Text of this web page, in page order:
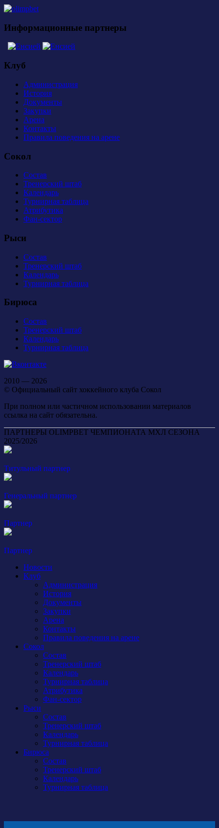
Информационные партнеры
Клуб
Администрация
История
Документы
Закупки
Арена
Контакты
Правила поведения на арене
Сокол
Состав
Тренерский штаб
Календарь
Турнирная таблица
Атрибутика
Фан-сектор
Рыси
Состав
Тренерский штаб
Календарь
Турнирная таблица
Бирюса
Состав
Тренерский штаб
Календарь
Турнирная таблица
2010 — 2026
© Официальный сайт хоккейного клуба Сокол
При полном или частичном использовании материалов
ссылка на сайт обязательна.
ПАРТНЕРЫ OLIMPBET ЧЕМПИОНАТА МХЛ СЕЗОНА
2025/2026
Титульный партнер
Генеральный партнер
Партнер
Партнер
Новости
Клуб
Администрация
История
Документы
Закупки
Арена
Контакты
Правила поведения на арене
Сокол
Состав
Тренерский штаб
Календарь
Турнирная таблица
Атрибутика
Фан-сектор
Рыси
Состав
Тренерский штаб
Календарь
Турнирная таблица
Бирюса
Состав
Тренерский штаб
Календарь
Турнирная таблица